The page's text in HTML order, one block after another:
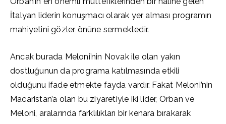
İtalyan liderin konuşmacı olarak yer alması programın
mahiyetini gözler önüne sermektedir.
Ancak burada Meloni’nin Novak ile olan yakın
dostluğunun da programa katılmasında etkili
olduğunu ifade etmekte fayda vardır. Fakat Meloni’nin
Macaristan’a olan bu ziyaretiyle iki lider, Orban ve
Meloni, aralarında farklılıkları bir kenara bırakarak